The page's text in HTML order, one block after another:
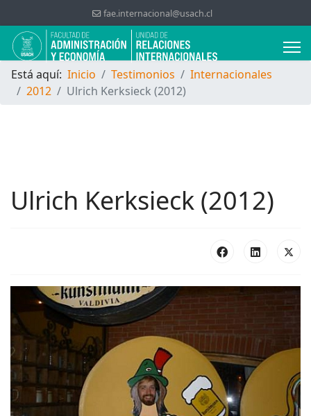
fae.internacional@usach.cl
Está aquí: Inicio Testimonios
Internacionales
2012
Ulrich Kerksieck (2012)
Ulrich Kerksieck (2012)